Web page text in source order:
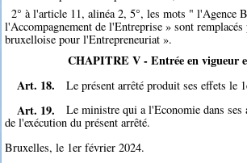
2° à l'article 11, alinéa 2, 5°, les mots " l'Agence
l'Accompagnement de l'Entreprise » sont
bruxelloise pour l'Entrepreneuriat ».
CHAPITRE V - Entrée en vigueur
Art. 18.
Le présent arrêté produit ses effets le
Art. 19.
Le ministre qui a l'Economie dans ses
de l'exécution du présent arrêté.
Bruxelles, le 1er février 2024.